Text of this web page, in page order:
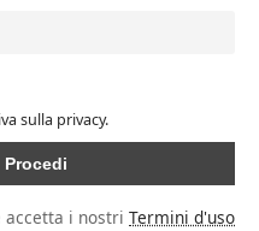
sulla privacy.
i nostri Termini d'uso